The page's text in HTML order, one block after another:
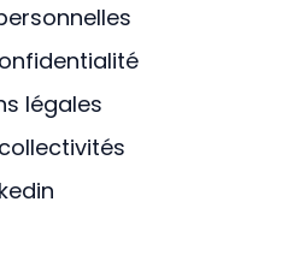
légales